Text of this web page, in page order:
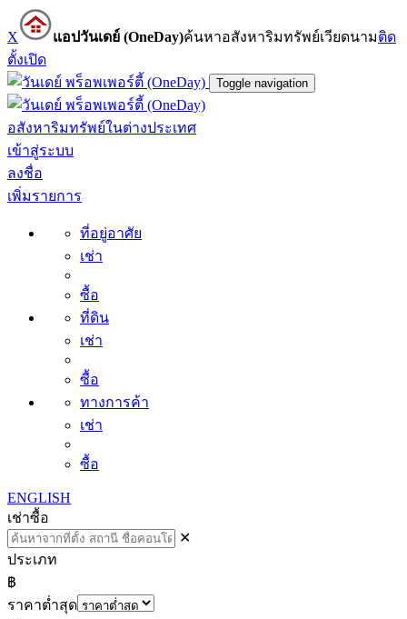
X แอปวันเดย์ (OneDay)ค้นหาอสังหาริมทรัพย์เวียดนามติด
ตั้งเปิด
Toggle navigation
อสังหาริมทรัพย์ในต่างประเทศ
เข้าสู่ระบบ
ลงชื่อ
เพิ่มรายการ
ที่อยู่อาศัย
เช่า
ซื้อ
ที่ดิน
เช่า
ซื้อ
ทางการค้า
เช่า
ซื้อ
ENGLISH
เช่าซื้อ
✕
ประเภท
฿
ราคาต่ำสุด